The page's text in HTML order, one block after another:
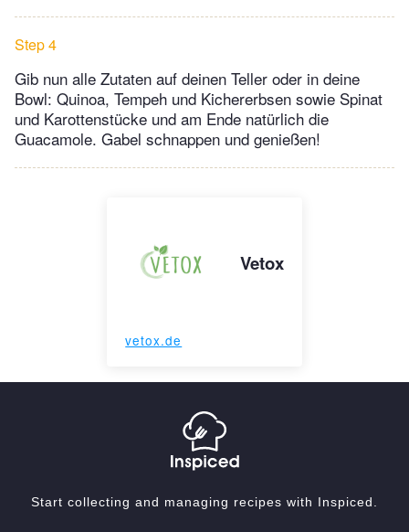
Step 4
Gib nun alle Zutaten auf deinen Teller oder in deine
Bowl: Quinoa, Tempeh und Kichererbsen sowie Spinat
und Karottenstücke und am Ende natürlich die
Guacamole. Gabel schnappen und genießen!
Vetox
vetox.de
Start collecting and managing recipes with Inspiced.